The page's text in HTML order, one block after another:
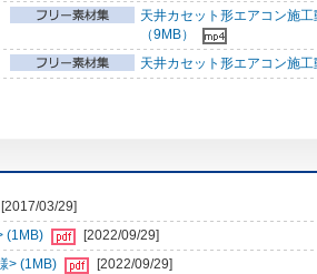
天井カセット形エアコン施
（9MB）
天井カセット形エアコン施
[2017/03/29]
(1MB)
[2022/09/29]
> (1MB)
[2022/09/29]